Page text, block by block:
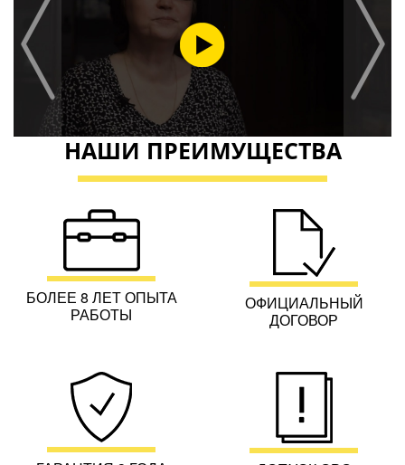
ГАРАНТИЯ 3 ГОДА
БОЛЬШОЕ ПОРТФОЛИО ПОДРОБНЫЕ СМЕТЫ
СКИДКИ НА МАТЕРИАЛ БЕЗУПРЕЧНЫЙ СЕРВИС